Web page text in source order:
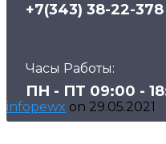
+7(343) 38-22-378
Часы Работы:
ПН - ПТ 09:00 -
infopewx on 29.05.2021